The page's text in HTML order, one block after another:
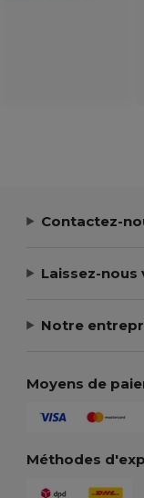
Contactez-
Laissez-nous
Notre
Moyens de
Méthodes